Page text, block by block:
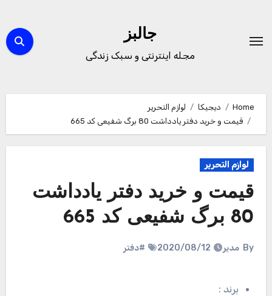
content
جالبز
مجله اینترنتی و سبک زندگی
Home دیجیکا
لوازم التحریر
قیمت و خرید دفتر یادداشت 80 برگ شفیعی کد 665
لوازم التحریر
قیمت و خرید دفتر یادداشت
80 برگ شفیعی کد 665
By مدیر 2020/08/12 #دفتر
برند :